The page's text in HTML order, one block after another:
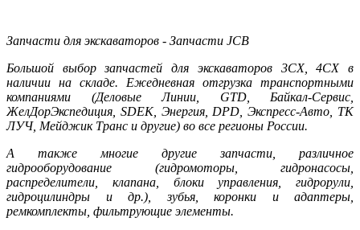
Запчасти для экскаваторов - Запчасти JCB
Большой выбор запчастей для экскаваторов 3CX, 4CX в
наличии на складе. Ежедневная отгрузка транспортными
компаниями (Деловые Линии, GTD, Байкал-Сервис,
ЖелДорЭкспедиция, SDEK, Энергия, DPD, Экспресс-Авто, ТК
ЛУЧ, Мейджик Транс и другие) во все регионы России.
А также многие другие запчасти, различное
гидрооборудование (гидромоторы, гидронасосы,
распределители, клапана, блоки управления, гидрорули,
гидроцилиндры и др.), зубья, коронки и адаптеры,
ремкомплекты, фильтрующие элементы.